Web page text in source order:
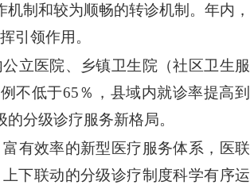
制和较为顺畅的转诊机制。年内，
引领作用。
立医院、乡镇卫生院（社区卫生服
不低于65％，县域内就诊率提高到
分级诊疗服务新格局。
有效率的新型医疗服务体系，医联
下联动的分级诊疗制度科学有序运